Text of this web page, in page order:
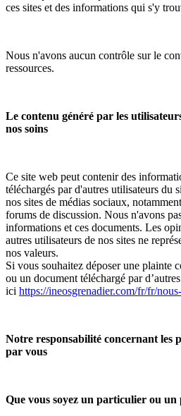
ces sites et des informations qui s'y
Nous n'avons aucun contrôle sur le
ressources.
Le contenu généré par les
nos soins
Ce site web peut contenir des
téléchargés par d'autres utilisateurs du
nos sites de médias sociaux,
forums de discussion. Nous n'avons
informations et ces documents. Les
autres utilisateurs de nos sites ne
nos valeurs.
Si vous souhaitez déposer une plainte
ou un document téléchargé par
ici https://ineosgrenadier.com/fr/fr/
Notre responsabilité concernant les
par vous
Que vous soyez un particulier ou un